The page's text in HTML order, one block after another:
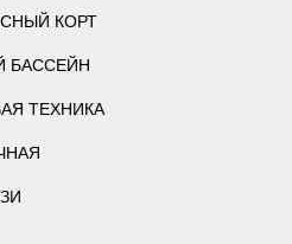
КОРТ
БАССЕЙН
ТЕХНИКА